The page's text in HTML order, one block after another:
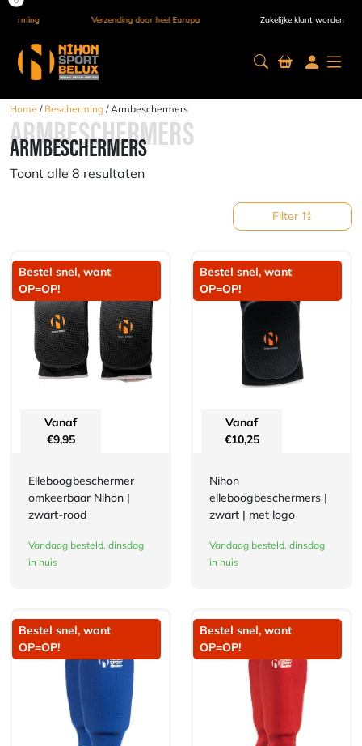
Verzending door heel Europa Zakelijke klant worden
Home / Bescherming / Armbeschermers
ARMBESCHERMERS
ARMBESCHERMERS
Toont alle 8 resultaten
Filter
Bestel snel, want
OP=OP!
Vanaf
€9,95
Elleboogbeschermer
omkeerbaar Nihon |
zwart-rood
Vandaag besteld, dinsdag
in huis
Bestel snel, want
OP=OP!
Vanaf
€10,25
Nihon
elleboogbeschermers |
zwart | met logo
Vandaag besteld, dinsdag
in huis
Bestel snel, want
OP=OP!
Bestel snel, want
OP=OP!